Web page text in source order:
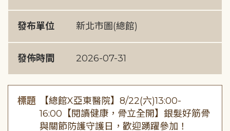
發布單位 新北市圖(總館)
發佈時間 2026-07-31
標題
【總館X亞東醫院】8/22(六)13:00-
16:00【閱讀健康，骨立全開】銀髮好筋骨
與關節防護守護日，歡迎踴躍參加！